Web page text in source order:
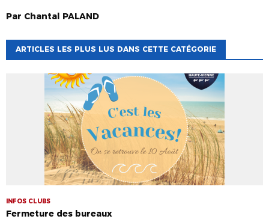
Par Chantal PALAND
ARTICLES LES PLUS LUS DANS CETTE CATÉGORIE
INFOS CLUBS
Fermeture des bureaux